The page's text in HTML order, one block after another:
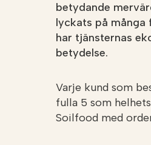
betydande
lyckats på många
har tjänsternas
betydelse.
Varje kund som
fulla 5 som
Soilfood med